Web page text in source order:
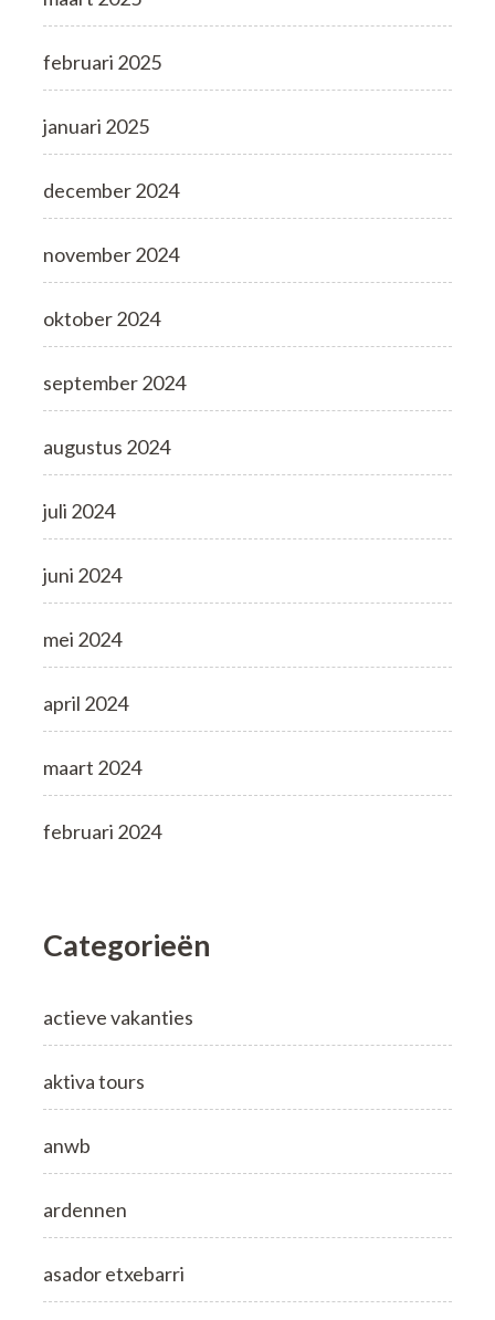
februari 2025
januari 2025
december 2024
november 2024
oktober 2024
september 2024
augustus 2024
juli 2024
juni 2024
mei 2024
april 2024
maart 2024
februari 2024
Categorieën
actieve vakanties
aktiva tours
anwb
ardennen
asador etxebarri